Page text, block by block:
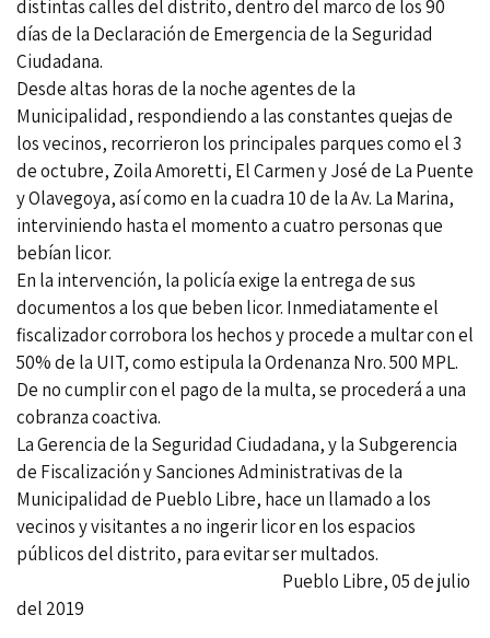
distintas calles del distrito, dentro del marco de los 90
días de la Declaración de Emergencia de la Seguridad
Ciudadana.
Desde altas horas de la noche agentes de la
Municipalidad, respondiendo a las constantes quejas de
los vecinos, recorrieron los principales parques como el 3
de octubre, Zoila Amoretti, El Carmen y José de La Puente
y Olavegoya, así como en la cuadra 10 de la Av. La Marina,
interviniendo hasta el momento a cuatro personas que
bebían licor.
En la intervención, la policía exige la entrega de sus
documentos a los que beben licor. Inmediatamente el
fiscalizador corrobora los hechos y procede a multar con el
50% de la UIT, como estipula la Ordenanza Nro. 500 MPL.
De no cumplir con el pago de la multa, se procederá a una
cobranza coactiva.
La Gerencia de la Seguridad Ciudadana, y la Subgerencia
de Fiscalización y Sanciones Administrativas de la
Municipalidad de Pueblo Libre, hace un llamado a los
vecinos y visitantes a no ingerir licor en los espacios
públicos del distrito, para evitar ser multados.
Pueblo Libre, 05 de julio
del 2019